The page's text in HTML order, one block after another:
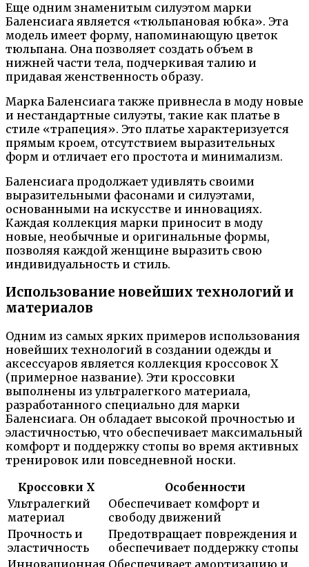
Еще одним знаменитым силуэтом марки
Баленсиага является «тюльпановая юбка». Эта
модель имеет форму, напоминающую цветок
тюльпана. Она позволяет создать объем в
нижней части тела, подчеркивая талию и
придавая женственность образу.
Марка Баленсиага также привнесла в моду новые
и нестандартные силуэты, такие как платье в
стиле «трапеция». Это платье характеризуется
прямым кроем, отсутствием выразительных
форм и отличает его простота и минимализм.
Баленсиага продолжает удивлять своими
выразительными фасонами и силуэтами,
основанными на искусстве и инновациях.
Каждая коллекция марки приносит в моду
новые, необычные и оригинальные формы,
позволяя каждой женщине выразить свою
индивидуальность и стиль.
Использование новейших технологий и
материалов
Одним из самых ярких примеров использования
новейших технологий в создании одежды и
аксессуаров является коллекция кроссовок X
(примерное название). Эти кроссовки
выполнены из ультралегкого материала,
разработанного специально для марки
Баленсиага. Он обладает высокой прочностью и
эластичностью, что обеспечивает максимальный
комфорт и поддержку стопы во время активных
тренировок или повседневной носки.
Кроссовки X
Особенности
Ультралегкий
материал
Обеспечивает комфорт и
свободу движений
Прочность и
эластичность
Предотвращает повреждения и
обеспечивает поддержку стопы
Инновационная Обеспечивает амортизацию и